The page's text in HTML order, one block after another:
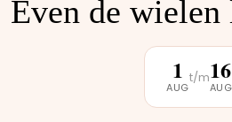
Even de wielen
1
AUG
t/m16
AUG